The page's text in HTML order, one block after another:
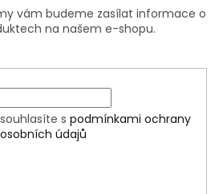
vám budeme zasílat informace o
na našem e-shopu.
s podmínkami ochrany
osobních údajů